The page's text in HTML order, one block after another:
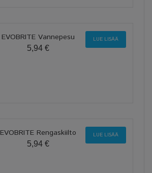
EVOBRITE Vannepesu
5,94 €
LUE LISÄÄ
EVOBRITE Rengaskiilto
5,94 €
LUE LISÄÄ